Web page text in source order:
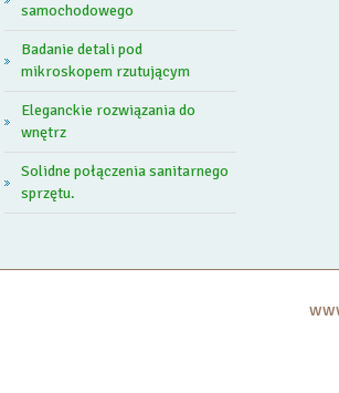
samochodowego
Badanie detali pod
mikroskopem rzutującym
Eleganckie rozwiązania do
wnętrz
Solidne połączenia sanitarnego
sprzętu.